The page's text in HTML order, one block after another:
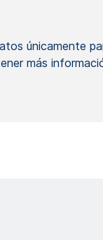
únicamente
más